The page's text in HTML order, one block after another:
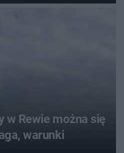
w Rewie można się
warunki